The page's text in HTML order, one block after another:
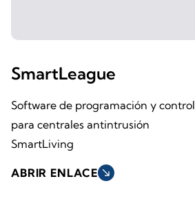
SmartLeague
Software de programación y control
para centrales antintrusión
SmartLiving
ABRIR ENLACE south_east